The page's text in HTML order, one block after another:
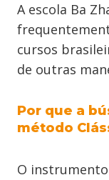
A escola Ba
cursos
de outras
Por que a
método
O instrumento